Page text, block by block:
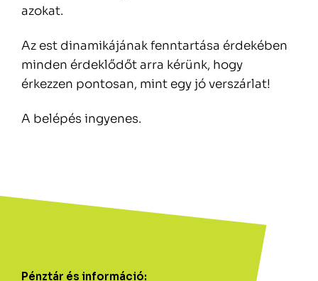
Pénztár és információ:
azokat.
Az est dinamikájának fenntartása érdekében
minden érdeklődőt arra kérünk, hogy
érkezzen pontosan, mint egy jó verszárlat!
A belépés ingyenes.